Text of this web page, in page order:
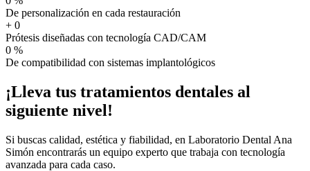
De personalización en cada restauración
+ 0
Prótesis diseñadas con tecnología CAD/CAM
0 %
De compatibilidad con sistemas implantológicos
¡Lleva tus tratamientos dentales al
siguiente nivel!
Si buscas calidad, estética y fiabilidad, en Laboratorio Dental Ana
Simón encontrarás un equipo experto que trabaja con tecnología
avanzada para cada caso.